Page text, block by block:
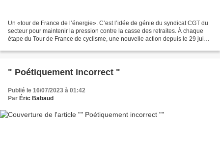
Un «tour de France de l’énergie». C’est l’idée de génie du syndicat CGT du
secteur pour maintenir la pression contre la casse des retraites. À chaque
étape du Tour de France de cyclisme, une nouvelle action depuis le 29 juin.
" Poétiquement incorrect "
Publié le 16/07/2023 à 01:42
Par Éric Babaud